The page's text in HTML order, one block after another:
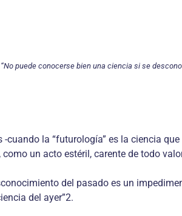
“No puede conocerse bien una ciencia si se
la “futurología” es la ciencia
un acto estéril, carente de todo
del pasado es un
del ayer”2.